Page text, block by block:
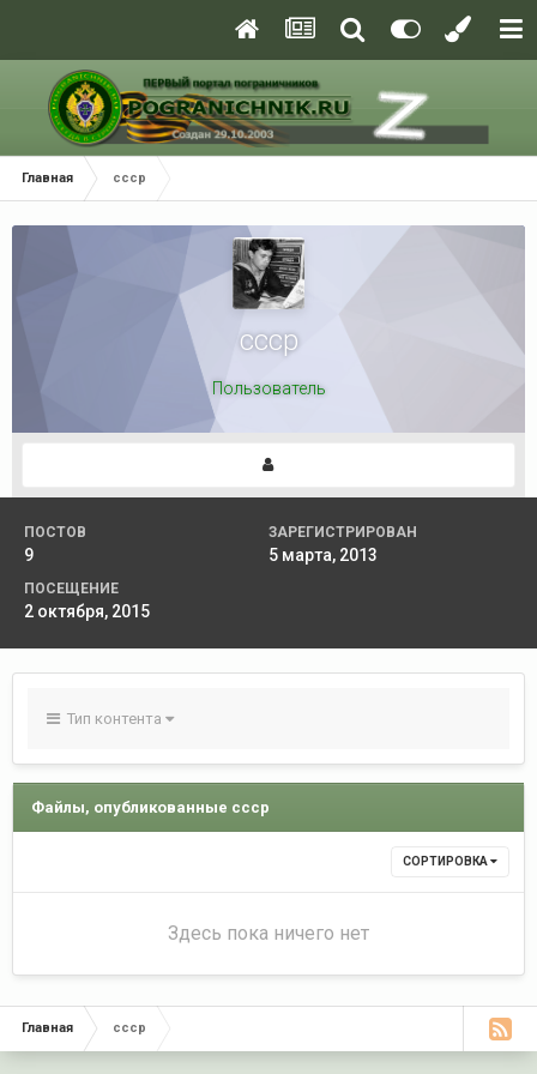
Главная cccp
cccp
Пользователь
ПОСТОВ
9
ЗАРЕГИСТРИРОВАН
5 марта, 2013
ПОСЕЩЕНИЕ
2 октября, 2015
Тип контента
Файлы, опубликованные cccp
СОРТИРОВКА
Здесь пока ничего нет
Главная cccp